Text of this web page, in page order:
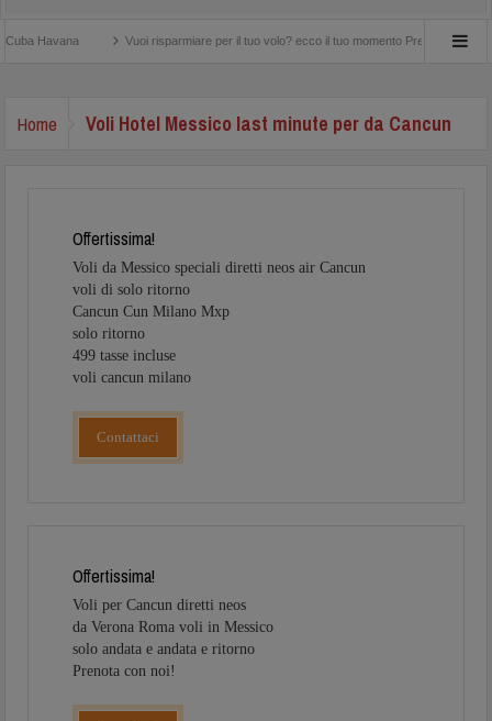
Vuoi risparmiare per il tuo volo? ecco il tuo momento Prenota entro il 25
Home Voli Hotel Messico last minute per da Cancun
Offertissima!
Voli da Messico speciali diretti neos air Cancun
voli di solo ritorno
Cancun Cun Milano Mxp
solo ritorno
499 tasse incluse
voli cancun milano
Contattaci
Offertissima!
Voli per Cancun diretti neos
da Verona Roma voli in Messico
solo andata e andata e ritorno
Prenota con noi!